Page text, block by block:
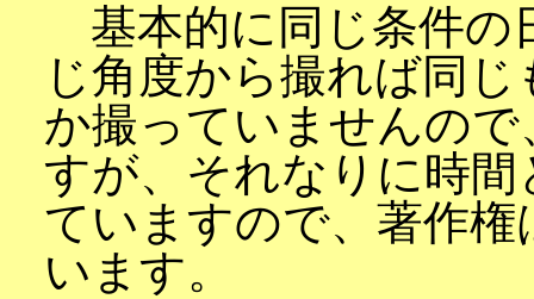
基本的に同じ条件の
じ角度から撮れば同
か撮っていませんの
すが、それなりに時
ていますので、著作
います。